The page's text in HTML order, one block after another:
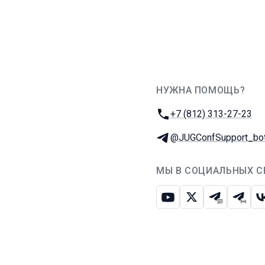
НУЖНА ПОМОЩЬ?
Телефон:
+7 (812) 313-27-23
Телеграм:
МЫ В СОЦИАЛЬНЫХ
ЮтубИкс Телеграм-